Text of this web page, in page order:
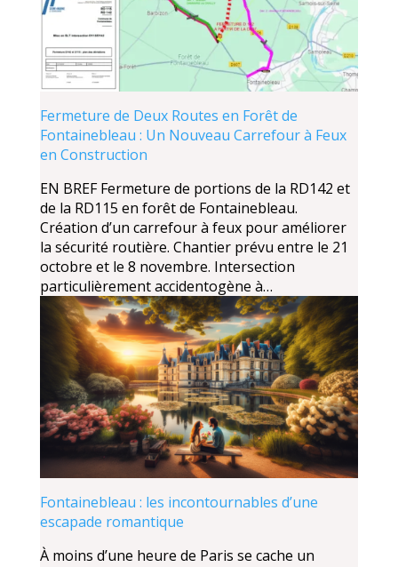
Fermeture de Deux Routes en Forêt de
Fontainebleau : Un Nouveau Carrefour à Feux
en Construction
EN BREF Fermeture de portions de la RD142 et
de la RD115 en forêt de Fontainebleau.
Création d’un carrefour à feux pour améliorer
la sécurité routière. Chantier prévu entre le 21
octobre et le 8 novembre. Intersection
particulièrement accidentogène à…
Fontainebleau : les incontournables d’une
escapade romantique
À moins d’une heure de Paris se cache un